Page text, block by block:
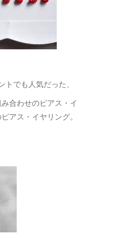
トでも人気だった、
合わせのピアス・イ
アス・イヤリング。